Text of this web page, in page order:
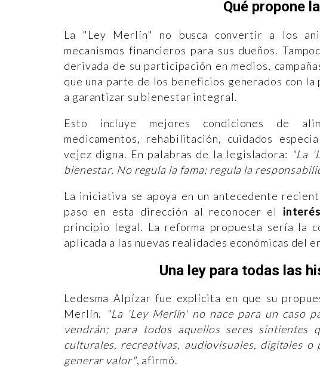
Qué propone
La "Ley Merlín" no busca convertir a los
mecanismos financieros para sus dueños.
derivada de su participación en medios,
que una parte de los beneficios generados con
a garantizar su bienestar integral.
Esto incluye mejores condiciones de
medicamentos, rehabilitación, cuidados
vejez digna. En palabras de la legisladora: "La
bienestar. No regula la fama; regula la
La iniciativa se apoya en un antecedente
paso en esta dirección al reconocer el
principio legal. La reforma propuesta sería la
aplicada a las nuevas realidades económicas del
Una ley para todas las
Ledesma Alpízar fue explícita en que su
Merlín.
"La 'Ley Merlín' no nace para un caso
vendrán; para todos aquellos seres
culturales, recreativas, audiovisuales, digitales
generar valor", afirmó.